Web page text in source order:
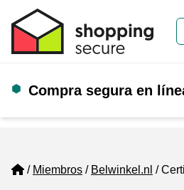
Compra segura en
Home
Miembros Belwinkel.nl